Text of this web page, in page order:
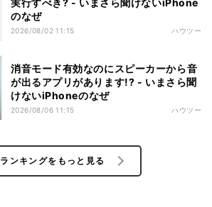
のなぜ
2026/08/02 11:15 ハウツー
消音モード有効なのにスピーカーから音
が出るアプリがあります!? - いまさら聞
けないiPhoneのなぜ
2026/08/06 11:15 ハウツー
ランキングをもっと見る